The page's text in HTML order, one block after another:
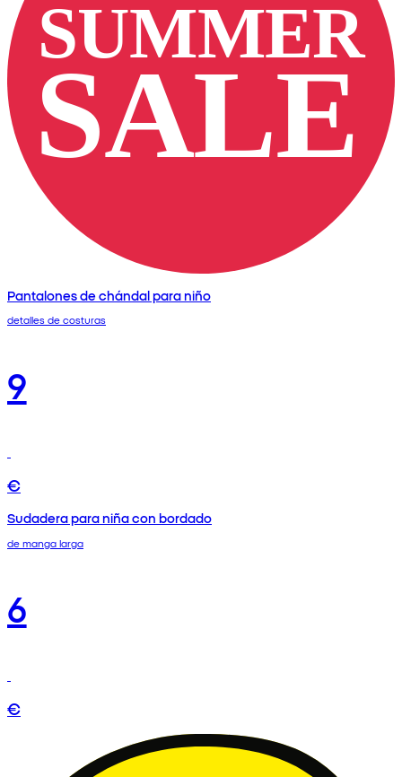
Pantalones de chándal para niño
detalles de costuras
9
€
Sudadera para niña con bordado
de manga larga
6
€